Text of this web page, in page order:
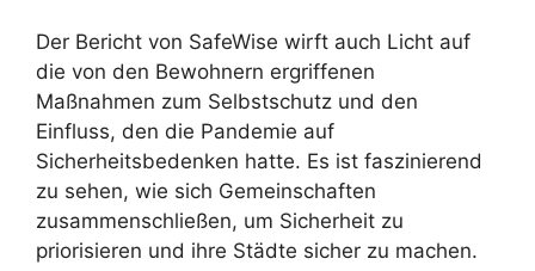
Der Bericht von SafeWise wirft auch Licht auf
die von den Bewohnern ergriffenen
Maßnahmen zum Selbstschutz und den
Einfluss, den die Pandemie auf
Sicherheitsbedenken hatte. Es ist faszinierend
zu sehen, wie sich Gemeinschaften
zusammenschließen, um Sicherheit zu
priorisieren und ihre Städte sicher zu machen.